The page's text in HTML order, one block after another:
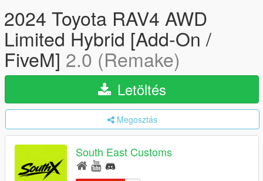
2024 Toyota RAV4 AWD
Limited Hybrid [Add-On /
FiveM] 2.0 (Remake)
Letöltés
Megosztás
South East Customs